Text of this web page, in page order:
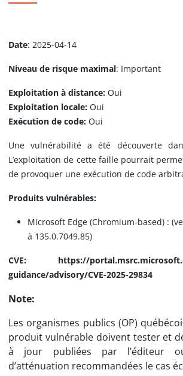
Date: 2025-04-14
Niveau de risque maximal: Important
Exploitation à distance: Oui
Exploitation locale: Oui
Exécution de code: Oui
Une vulnérabilité a été découverte
L’exploitation de cette faille pourrait
de provoquer une exécution de code
Produits vulnérables:
Microsoft Edge (Chromium-based) :
à 135.0.7049.85)
CVE: https://
guidance/advisory/CVE-2025-29834
Note:
Les organismes publics (OP)
produit vulnérable doivent tester et
à jour publiées par l’éditeur
d’atténuation recommandées le cas